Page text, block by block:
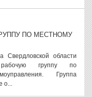
ПО МЕСТНОМУ
Свердловской области
рабочую группу по
Группа
о...